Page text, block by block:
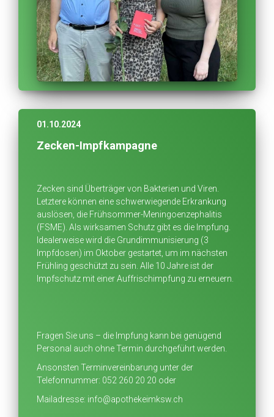
01.10.2024
Zecken-Impfkampagne
Zecken sind Überträger von Bakterien und Viren.
Letztere können eine schwerwiegende Erkrankung
auslösen, die Frühsommer-Meningoenzephalitis
(FSME). Als wirksamen Schutz gibt es die Impfung.
Idealerweise wird die Grundimmunisierung (3
Impfdosen) im Oktober gestartet, um im nächsten
Frühling geschützt zu sein. Alle 10 Jahre ist der
Impfschutz mit einer Auffrischimpfung zu erneuern.
Fragen Sie uns – die Impfung kann bei genügend
Personal auch ohne Termin durchgeführt werden.
Ansonsten Terminvereinbarung unter der
Telefonnummer: 052 260 20 20 oder
Mailadresse: info@apothekeimksw.ch